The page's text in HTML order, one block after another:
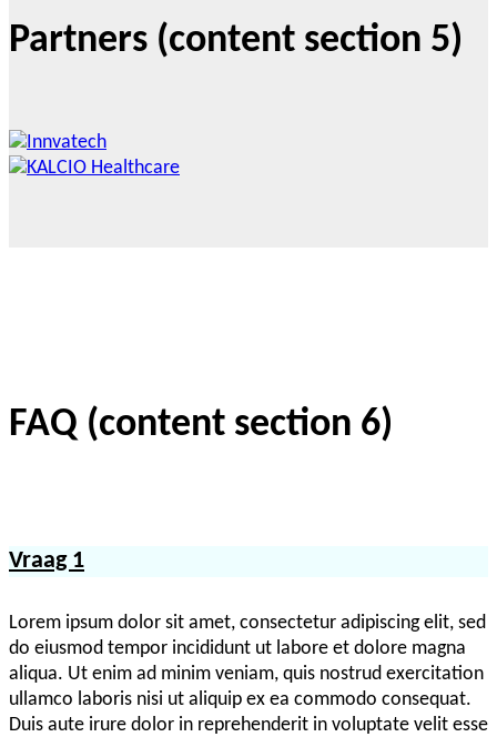
Partners (content section 5)
FAQ (content section 6)
Vraag 1
Lorem ipsum dolor sit amet, consectetur adipiscing elit, sed
do eiusmod tempor incididunt ut labore et dolore magna
aliqua. Ut enim ad minim veniam, quis nostrud exercitation
ullamco laboris nisi ut aliquip ex ea commodo consequat.
Duis aute irure dolor in reprehenderit in voluptate velit esse